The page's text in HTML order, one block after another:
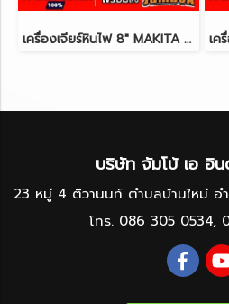
เครื่องเจียร์หินไฟ 8" MAKITA GB801 550W.
บริษัท จัมโบ้ เอ อิ
23 หมู่ 4 ติวานนท์ ตำบลบ้านใหม่ อำ
โทร. 086 305 0534,